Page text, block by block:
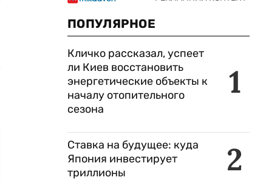
ПОПУЛЯРНОЕ
1
Кличко рассказал, успеет
ли Киев восстановить
энергетические объекты к
началу отопительного
сезона
2
Ставка на будущее: куда
Япония инвестирует
триллионы